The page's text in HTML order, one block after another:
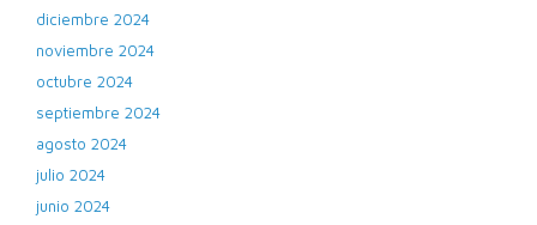
diciembre 2024
noviembre 2024
octubre 2024
septiembre 2024
agosto 2024
julio 2024
junio 2024